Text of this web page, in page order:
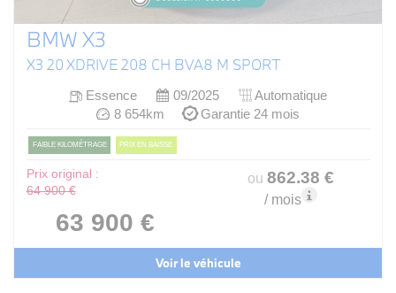
BMW X3
X3 20 XDRIVE 208 CH BVA8 M SPORT
Essence 09/2025
Automatique
8 654km
Garantie 24 mois
FAIBLE KILOMÉTRAGE PRIX EN BAISSE
Prix original :
64 900 €
63 900 €
ou 862.38 €
/ mois
Voir le véhicule